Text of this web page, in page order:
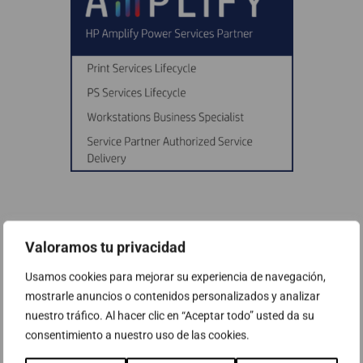
Valoramos tu privacidad
Usamos cookies para mejorar su experiencia de navegación,
mostrarle anuncios o contenidos personalizados y analizar
nuestro tráfico. Al hacer clic en “Aceptar todo” usted da su
consentimiento a nuestro uso de las cookies.
Temas relacionados
5 formas de impulsar a tu equipo con los
nuevos ordenadores HP con IA
5 hechos que desmontan los mitos sobre la IA